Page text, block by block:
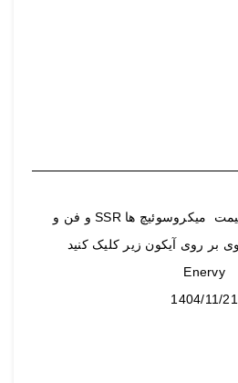
جهت دریافت لیست قیمت میکروسوئیچ ها SSR و فن و
بر روی آیکون زیر کلیک کنید
Enervy
1404/11/21